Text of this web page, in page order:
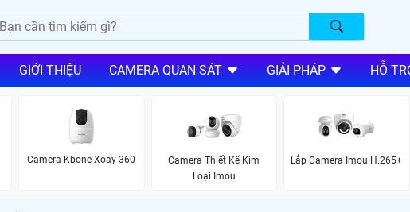
GIỚI THIỆU CAMERA QUAN SÁT GIẢI PHÁP HỖ
Camera Kbone Xoay 360
Camera Thiết Kế Kim
Loại Imou
Lắp Camera Imou H.265+